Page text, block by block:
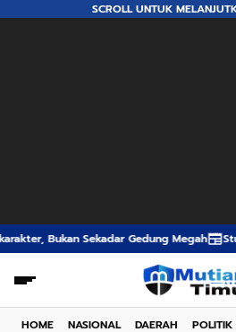
SCROLL UNTUK
Megah Stunting Egon Gahar:
HOME NASIONAL DAERAH POLITIK